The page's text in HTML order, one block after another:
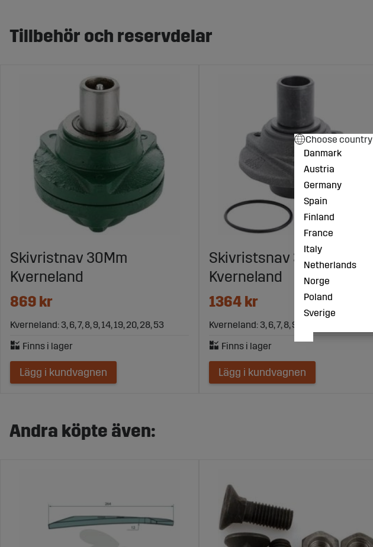
Tillbehör och reservdelar
Skivristnav 30Mm
Kverneland
869 kr
Kverneland: 3, 6, 7, 8, 9, 14, 19, 20, 28, 53
Lägg i kundvagnen
Skivristsnav 34Mm
Kverneland
1364 kr
Kverneland: 3, 6, 7, 8, 9, 14, 19, 20, 28, 53
Lägg i kundvagnen
Andra köpte även:
Choose country
Danmark
Austria
Germany
Spain
Finland
France
Italy
Netherlands
Norge
Poland
Sverige